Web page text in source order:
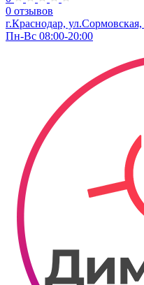
0 отзывов
г.Краснодар, ул.Сормовская,
Пн-Вс 08:00-20:00